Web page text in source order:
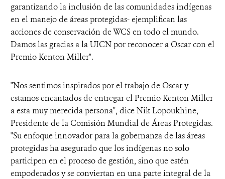
garantizando la inclusión de las comunidades indígenas
en el manejo de áreas protegidas- ejemplifican las
acciones de conservación de WCS en todo el mundo.
Damos las gracias a la UICN por reconocer a Oscar con el
Premio Kenton Miller".
"Nos sentimos inspirados por el trabajo de Oscar y
estamos encantados de entregar el Premio Kenton Miller
a esta muy merecida persona", dice Nik Lopoukhine,
Presidente de la Comisión Mundial de Áreas Protegidas.
"Su enfoque innovador para la gobernanza de las áreas
protegidas ha asegurado que los indígenas no solo
participen en el proceso de gestión, sino que estén
empoderados y se conviertan en una parte integral de la